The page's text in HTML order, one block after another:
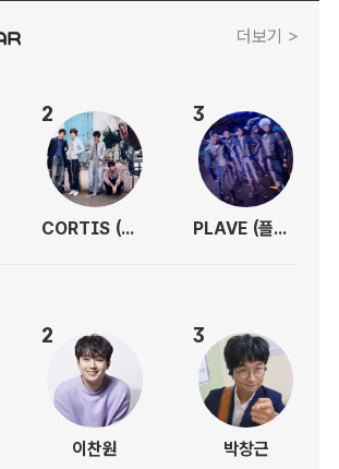
더보기 >
2
CORTIS (코르티스)
3
PLAVE (플레이브)
2
이찬원
3
박창근